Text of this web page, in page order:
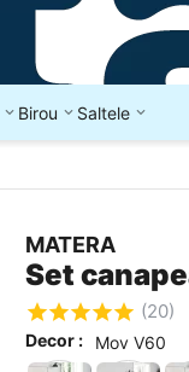
Birou Saltele
MATERA
Set
(20)
Decor :
Mov V60